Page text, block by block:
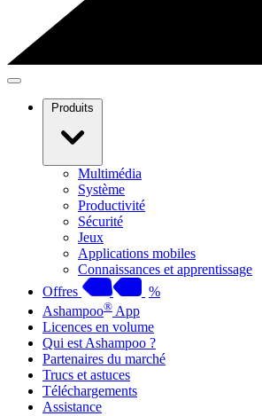
Produits
Multimédia
Système
Productivité
Sécurité
Jeux
Applications mobiles
Connaissances et apprentissage
Offres
%
Ashampoo® App
Licences en volume
Qui est Ashampoo ?
Partenaires du marché
Trucs et astuces
Téléchargements
Assistance